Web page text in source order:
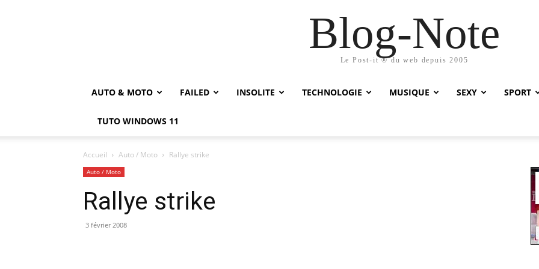
Blog-Note
Le Post-it ® du web depuis 2005
AUTO & MOTO FAILED INSOLITE TECHNOLOGIE MUSIQUE SEXY SPORT
TUTO WINDOWS 11
Accueil Auto / Moto Rallye strike
Auto / Moto
Rallye strike
3 février 2008